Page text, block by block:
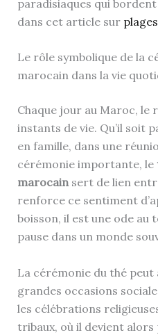
paradisiaques qui
dans cet article sur
Le rôle symbolique de la
marocain dans la vie
Chaque jour au Maroc, le
instants de vie. Qu’il soit
en famille, dans une
cérémonie importante, le
marocainsert de lien
renforce ce sentiment
boisson, il est une ode au
pause dans un monde
La cérémonie du thé peut
grandes occasions
les célébrations
tribaux, où il devient